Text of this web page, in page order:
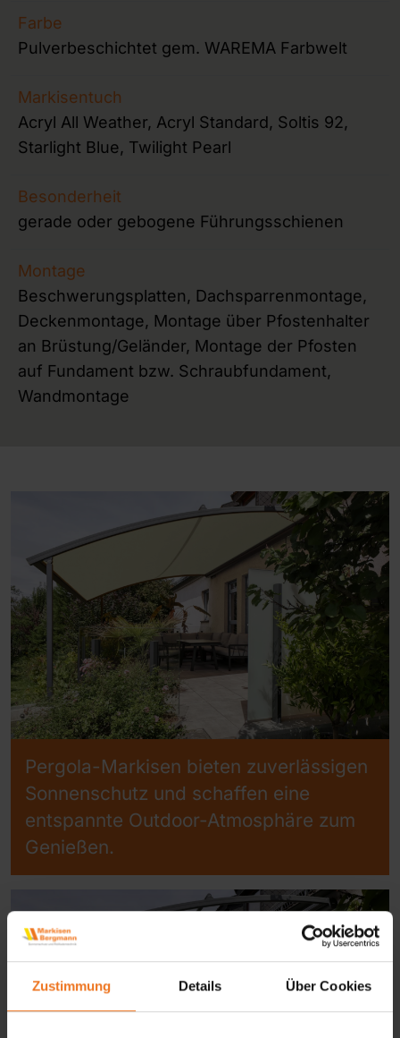
Zustimmung Details Über Cookies
Farbe
Pulverbeschichtet gem. WAREMA Farbwelt
Markisentuch
Acryl All Weather, Acryl Standard, Soltis 92,
Starlight Blue, Twilight Pearl
Besonderheit
gerade oder gebogene Führungsschienen
Montage
Beschwerungsplatten, Dachsparrenmontage,
Deckenmontage, Montage über Pfostenhalter
an Brüstung/Geländer, Montage der Pfosten
auf Fundament bzw. Schraubfundament,
Wandmontage
Pergola-Markisen bieten zuverlässigen
Sonnenschutz und schaffen eine
entspannte Outdoor-Atmosphäre zum
Genießen.